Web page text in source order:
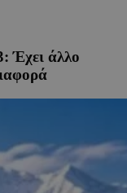
Έχει άλλο